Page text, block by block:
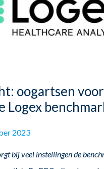
oogartsen voor
Logex
2023
bij veel instellingen de